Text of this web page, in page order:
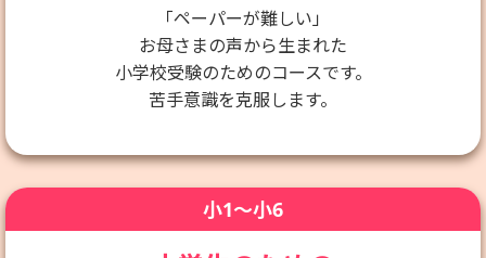
「ペーパーが難しい」
お母さまの声から生まれた
小学校受験のためのコースです。
苦手意識を克服します。
小1〜小6